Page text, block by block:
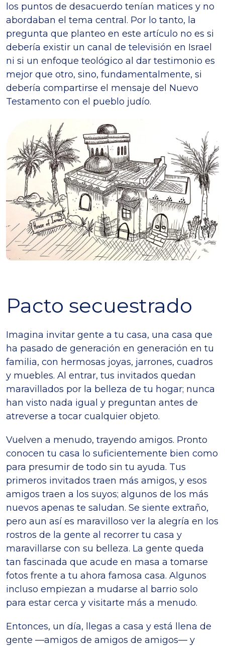
los puntos de desacuerdo tenían matices y no
abordaban el tema central. Por lo tanto, la
pregunta que planteo en este artículo no es si
debería existir un canal de televisión en Israel
ni si un enfoque teológico al dar testimonio es
mejor que otro, sino, fundamentalmente, si
debería compartirse el mensaje del Nuevo
Testamento con el pueblo judío.
Pacto secuestrado
Imagina invitar gente a tu casa, una casa que
ha pasado de generación en generación en tu
familia, con hermosas joyas, jarrones, cuadros
y muebles. Al entrar, tus invitados quedan
maravillados por la belleza de tu hogar; nunca
han visto nada igual y preguntan antes de
atreverse a tocar cualquier objeto.
Vuelven a menudo, trayendo amigos. Pronto
conocen tu casa lo suficientemente bien como
para presumir de todo sin tu ayuda. Tus
primeros invitados traen más amigos, y esos
amigos traen a los suyos; algunos de los más
nuevos apenas te saludan. Se siente extraño,
pero aun así es maravilloso ver la alegría en los
rostros de la gente al recorrer tu casa y
maravillarse con su belleza. La gente queda
tan fascinada que acude en masa a tomarse
fotos frente a tu ahora famosa casa. Algunos
incluso empiezan a mudarse al barrio solo
para estar cerca y visitarte más a menudo.
Entonces, un día, llegas a casa y está llena de
gente —amigos de amigos de amigos— y